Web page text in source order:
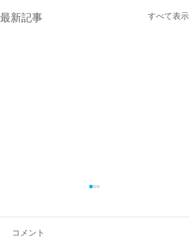
最新記事 すべて表示
コメント